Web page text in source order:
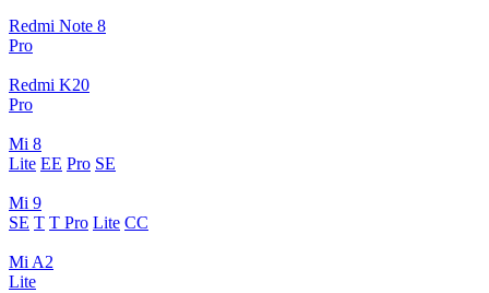
Redmi Note 8
Pro
Redmi K20
Pro
Mi 8
Lite EE Pro SE
Mi 9
SE T T Pro Lite CC
Mi A2
Lite